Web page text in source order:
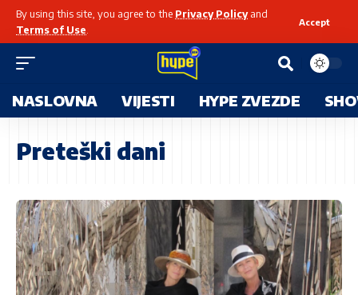
By using this site, you agree to the Privacy Policyand
Terms of Use
Accept
NASLOVNA VIJESTI HYPE ZVEZDE
Preteški dani